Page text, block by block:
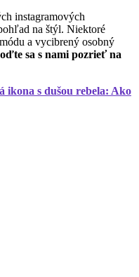
instagramových
na štýl. Niektoré
a vycibrený osobný
sa s nami pozrieť na
ikona s dušou rebela: Ako